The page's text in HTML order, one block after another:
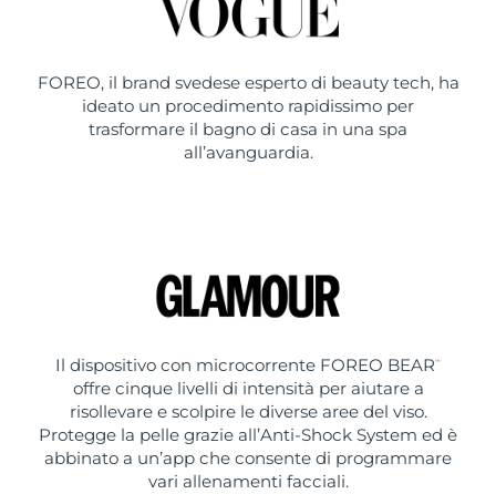
FOREO, il brand svedese esperto di beauty tech, ha
ideato un procedimento rapidissimo per
trasformare il bagno di casa in una spa
all’avanguardia.
Il dispositivo con microcorrente FOREO BEAR ™
offre cinque livelli di intensità per aiutare a
risollevare e scolpire le diverse aree del viso.
Protegge la pelle grazie all’Anti-Shock System ed è
abbinato a un’app che consente di programmare
vari allenamenti facciali.